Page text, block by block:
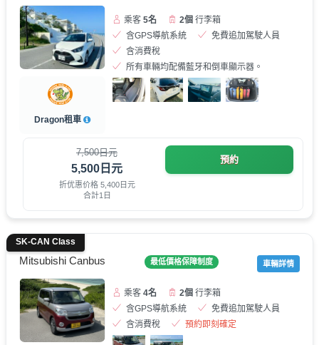
Dragon租車
乘客5名 2個 行李箱
含GPS導航系統
免費追加駕駛人員
含消費稅
所有車輛均配備藍牙和倒車顯示器。
7,500日元
5,500日元
折优惠价格 5,400日元
合計1日
預約
Mitsubishi Canbus 最低價格保障制度 車輛詳情
SK-CAN Class
乘客4名 2個 行李箱
含GPS導航系統
免費追加駕駛人員
含消費稅
預約即刻確定